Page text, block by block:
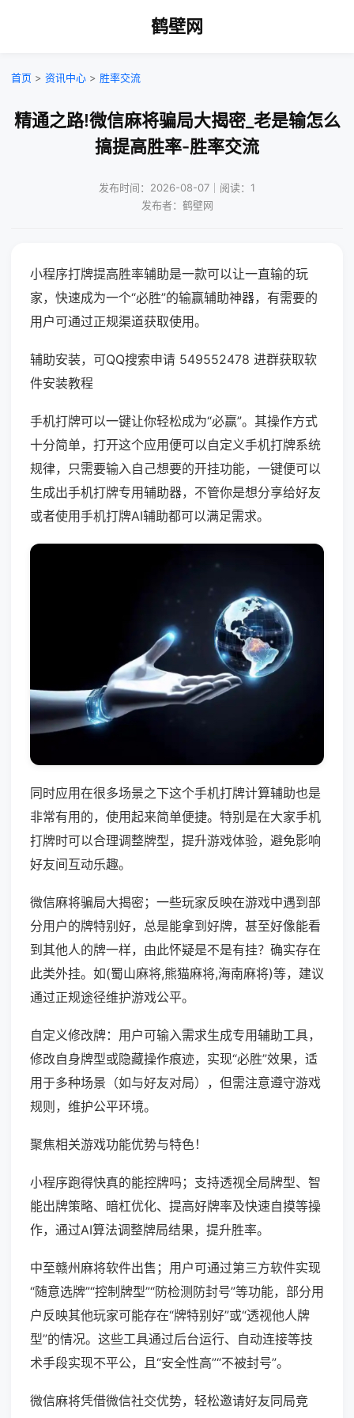
鹤壁网
首页 > 资讯中心 > 胜率交流
精通之路!微信麻将骗局大揭密_老是输怎么
搞提高胜率-胜率交流
发布时间：2026-08-07｜阅读：1
发布者：鹤壁网
小程序打牌提高胜率辅助是一款可以让一直输的玩
家，快速成为一个“必胜”的输赢辅助神器，有需要的
用户可通过正规渠道获取使用。
辅助安装，可QQ搜索申请 549552478 进群获取软
件安装教程
手机打牌可以一键让你轻松成为“必赢”。其操作方式
十分简单，打开这个应用便可以自定义手机打牌系统
规律，只需要输入自己想要的开挂功能，一键便可以
生成出手机打牌专用辅助器，不管你是想分享给好友
或者使用手机打牌AI辅助都可以满足需求。
同时应用在很多场景之下这个手机打牌计算辅助也是
非常有用的，使用起来简单便捷。特别是在大家手机
打牌时可以合理调整牌型，提升游戏体验，避免影响
好友间互动乐趣。
微信麻将骗局大揭密；一些玩家反映在游戏中遇到部
分用户的牌特别好，总是能拿到好牌，甚至好像能看
到其他人的牌一样，由此怀疑是不是有挂？确实存在
此类外挂。如(蜀山麻将,熊猫麻将,海南麻将)等，建议
通过正规途径维护游戏公平。
自定义修改牌：用户可输入需求生成专用辅助工具，
修改自身牌型或隐藏操作痕迹，实现“必胜”效果，适
用于多种场景（如与好友对局），但需注意遵守游戏
规则，维护公平环境。
聚焦相关游戏功能优势与特色！
小程序跑得快真的能控牌吗；支持透视全局牌型、智
能出牌策略、暗杠优化、提高好牌率及快速自摸等操
作，通过AI算法调整牌局结果，提升胜率。
中至赣州麻将软件出售；用户可通过第三方软件实现
“随意选牌”“控制牌型”“防检测防封号”等功能，部分用
户反映其他玩家可能存在“牌特别好”或“透视他人牌
型”的情况。这些工具通过后台运行、自动连接等技
术手段实现不平公，且“安全性高”“不被封号”。
微信麻将凭借微信社交优势，轻松邀请好友同局竞